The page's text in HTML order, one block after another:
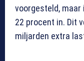
voorgesteld, maar
22 procent in. Dit
miljarden extra